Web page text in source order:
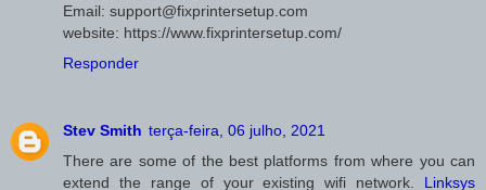
Email: support@fixprintersetup.com
website: https://www.fixprintersetup.com/
Responder
Stev Smith terça-feira, 06 julho, 2021
There are some of the best platforms from where you can
extend the range of your existing wifi network. Linksys